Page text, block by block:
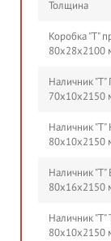
Толщина
Коробка "Т"
80х28х2100
Наличник "Т"
70х10х2150
Наличник
80х10х2150
Наличник
80х16х2150
Наличник "Т"
80х10х2150